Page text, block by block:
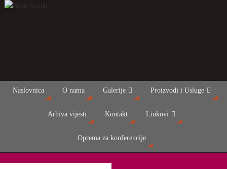
Naslovnica O nama Galerije Proizvodi i Usluge
Arhiva vijesti Kontakt Linkovi
Oprema za konferencije